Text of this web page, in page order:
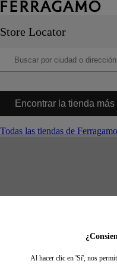
Store Locator
Encontrar la tienda más
Todas las tiendas de Ferragamo
Al hacer clic en 'Sí', nos